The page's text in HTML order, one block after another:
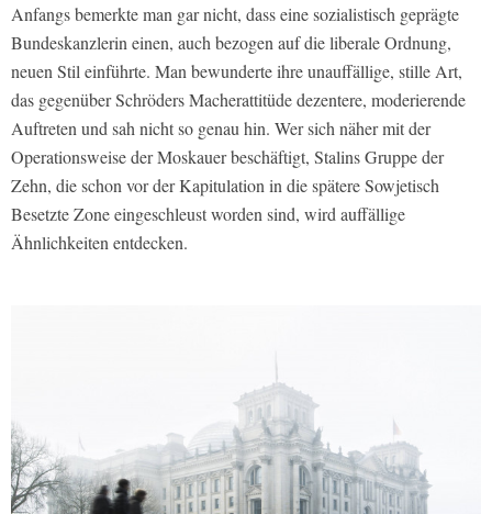
Anfangs bemerkte man gar nicht, dass eine sozialistisch geprägte
Bundeskanzlerin einen, auch bezogen auf die liberale Ordnung,
neuen Stil einführte. Man bewunderte ihre unauffällige, stille Art,
das gegenüber Schröders Macherattitüde dezentere, moderierende
Auftreten und sah nicht so genau hin. Wer sich näher mit der
Operationsweise der Moskauer beschäftigt, Stalins Gruppe der
Zehn, die schon vor der Kapitulation in die spätere Sowjetisch
Besetzte Zone eingeschleust worden sind, wird auffällige
Ähnlichkeiten entdecken.